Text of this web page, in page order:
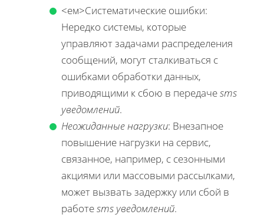
<ем>Систематические ошибки:
Нередко системы, которые
управляют задачами распределения
сообщений, могут сталкиваться с
ошибками обработки данных,
приводящими к сбою в передачеsms
уведомлений.
Неожиданные нагрузки: Внезапное
повышение нагрузки на сервис,
связанное, например, с сезонными
акциями или массовыми рассылками,
может вызвать задержку или сбой в
работеsms уведомлений.